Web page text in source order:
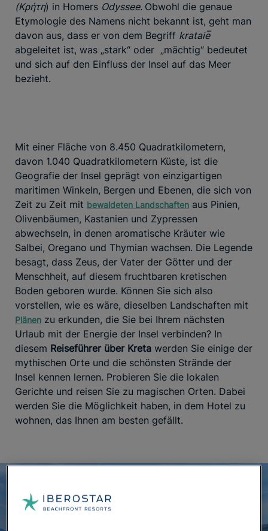
(Κρήτη) in Homers Odyssee. Obwohl die genaue
Etymologie des Namens nicht bekannt ist, geht man
davon aus, dass er von dem Begriff krataie̅
abgeleitet ist, was „stark“ oder „mächtig“ bedeutet
und sich auf den Einfluss der Insel auf das Meer
bezieht.
Mit einer Fläche von 8.450 Quadratkilometern,
davon 1.040 Quadratkilometern Küste, ist die
Geografie der Insel geprägt von einzigartigen
maritimen Winkeln, Bergen und Ebenen, die sich von
Zeit zu Zeit mit bewaldeten Landschaften aus Pinien,
Olivenbäumen, Kastanien und Zypressen
abwechseln, in denen aromatische Kräuter wie
Salbei, Oregano und Thymian wachsen. Die Legende
besagt, dass Zeus, der Vater der Götter und der
Menschheit, auf diesem fruchtbaren kretischen
Boden geboren wurde. Können Sie sich also
vorstellen, wie es wäre, dieselben Landschaften mit
Plänen zu erkunden, die Sie bei Ihrem nächsten
Urlaub mit der Energie der Insel verbinden? In
diesem Reiseführer über Kreta werden Sie einige der
mythischen Orte und die schönsten Strände der
Insel kennen lernen. Probieren Sie die lokalen
Gerichte und reisen Sie zu magischen Orten. Dabei
werden Sie die Möglichkeit haben, in dem Hotel zu
wohnen, das Ihnen am besten gefällt.